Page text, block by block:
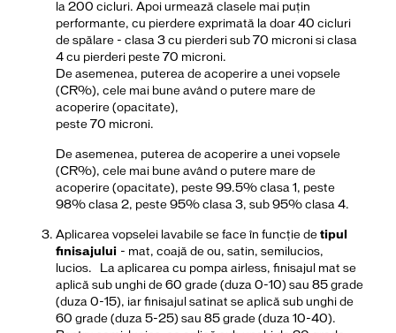
la 200 cicluri. Apoi urmează clasele mai puțin
performante, cu pierdere exprimată la doar 40 cicluri
de spălare - clasa 3 cu pierderi sub 70 microni si clasa
4 cu pierderi peste 70 microni.
De asemenea, puterea de acoperire a unei vopsele
(CR%), cele mai bune având o putere mare de
acoperire (opacitate),
peste 70 microni.
De asemenea, puterea de acoperire a unei vopsele
(CR%), cele mai bune având o putere mare de
acoperire (opacitate), peste 99.5% clasa 1, peste
98% clasa 2, peste 95% clasa 3, sub 95% clasa 4.
Aplicarea vopselei lavabile se face în funcție de tipul
finisajului - mat, coajă de ou, satin, semilucios,
lucios. La aplicarea cu pompa airless, finisajul mat se
aplică sub unghi de 60 grade (duza 0-10) sau 85 grade
(duza 0-15), iar finisajul satinat se aplică sub unghi de
60 grade (duza 5-25) sau 85 grade (duza 10-40).